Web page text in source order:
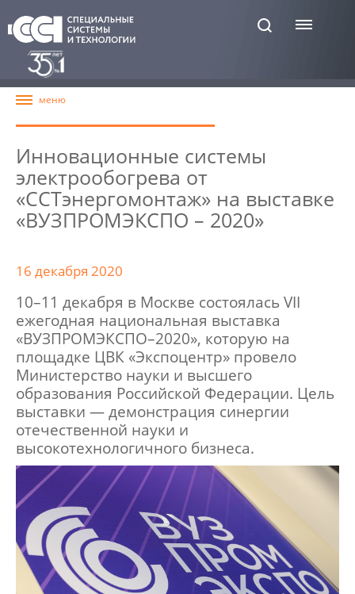
Инновационные системы
электрообогрева от
«ССТэнергомонтаж» на выставке
«ВУЗПРОМЭКСПО – 2020»
16 декабря 2020
10–11 декабря в Москве состоялась VII
ежегодная национальная выставка
«ВУЗПРОМЭКСПО–2020», которую на
площадке ЦВК «Экспоцентр» провело
Министерство науки и высшего
образования Российской Федерации. Цель
выставки — демонстрация синергии
отечественной науки и
высокотехнологичного бизнеса.